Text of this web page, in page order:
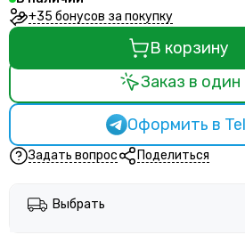
+35 бонусов за покупку
В корзину
Заказ в один
Оформить в
Задать вопрос Поделиться
Выбрать